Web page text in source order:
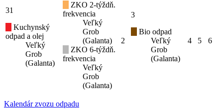
31
Kuchynský
odpad a olej
Veľký
Grob
(Galanta)
ZKO 2-týždň.
frekvencia
Veľký
Grob
(Galanta)
ZKO 6-týždň.
frekvencia
Veľký
Grob
(Galanta)
2
3
Bio odpad
Veľký
Grob
(Galanta)
4 5 6
Kalendár zvozu odpadu